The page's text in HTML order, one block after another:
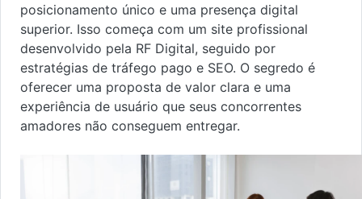
posicionamento único e uma presença digital
superior. Isso começa com um site profissional
desenvolvido pela RF Digital, seguido por
estratégias de tráfego pago e SEO. O segredo é
oferecer uma proposta de valor clara e uma
experiência de usuário que seus concorrentes
amadores não conseguem entregar.